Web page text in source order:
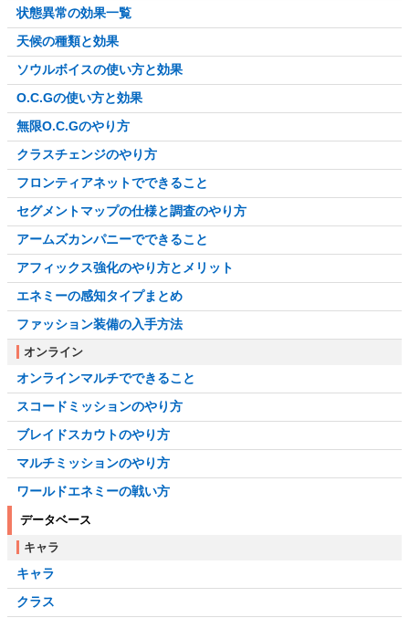
状態異常の効果一覧
天候の種類と効果
ソウルボイスの使い方と効果
O.C.Gの使い方と効果
無限O.C.Gのやり方
クラスチェンジのやり方
フロンティアネットでできること
セグメントマップの仕様と調査のやり方
アームズカンパニーでできること
アフィックス強化のやり方とメリット
エネミーの感知タイプまとめ
ファッション装備の入手方法
オンライン
オンラインマルチでできること
スコードミッションのやり方
ブレイドスカウトのやり方
マルチミッションのやり方
ワールドエネミーの戦い方
データベース
キャラ
キャラ
クラス